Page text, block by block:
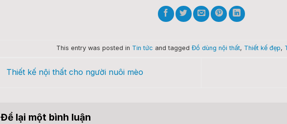
This entry was posted in Tin tức and tagged Đồ dùng nội thất, Thiết kế đẹp,
Thiết kế nội thất cho người nuôi mèo
Để lại một bình luận